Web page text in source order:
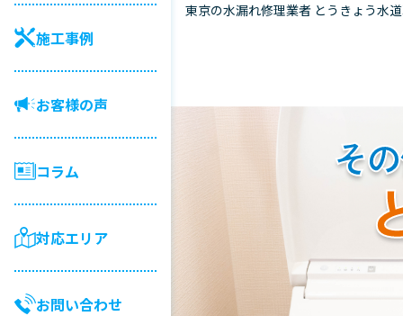
施工事例
お客様の声
コラム
対応エリア
お問い合わせ
東京の水漏れ修理業者 とうきょう水
そ